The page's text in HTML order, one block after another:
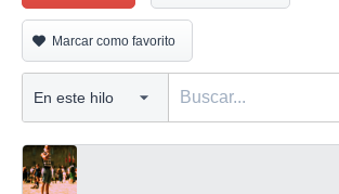
Marcar como favorito